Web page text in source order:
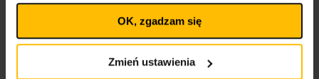
plików cookies
wpływa na legalność uprzedniego przetwarzania.
Polityka plików cookies
OK, zgadzam się
Zmień ustawienia